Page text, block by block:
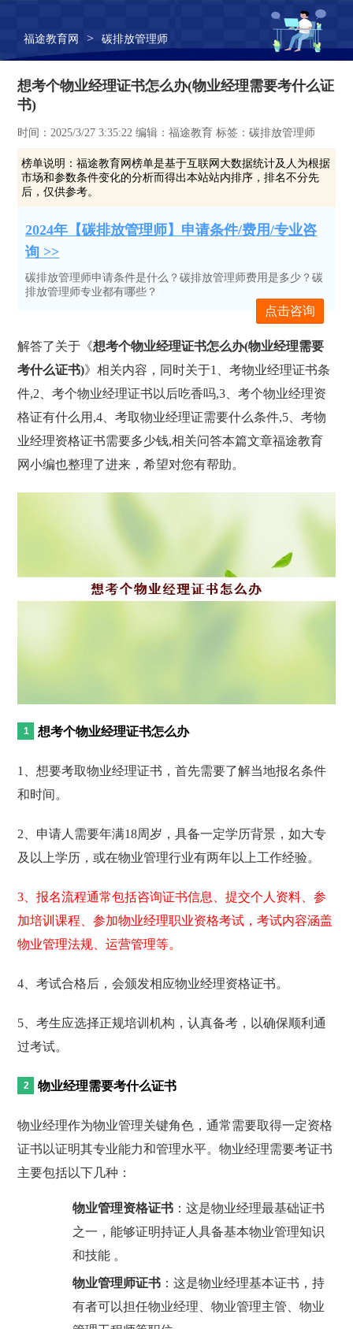
福途教育网 > 碳排放管理师
想考个物业经理证书怎么办(物业经理需要考什么证
书)
时间：2025/3/27 3:35:22 编辑：福途教育 标签：碳排放管理师
榜单说明：福途教育网榜单是基于互联网大数据统计及人为根据
市场和参数条件变化的分析而得出本站站内排序，排名不分先
后，仅供参考。
2024年【碳排放管理师】申请条件/费用/专业咨
询 >>
碳排放管理师申请条件是什么？碳排放管理师费用是多少？碳
排放管理师专业都有哪些？
点击咨询
解答了关于《想考个物业经理证书怎么办(物业经理需要
考什么证书)》相关内容，同时关于1、考物业经理证书条
件,2、考个物业经理证书以后吃香吗,3、考个物业经理资
格证有什么用,4、考取物业经理证需要什么条件,5、考物
业经理资格证书需要多少钱,相关问答本篇文章福途教育
网小编也整理了进来，希望对您有帮助。
想考个物业经理证书怎么办
1、想要考取物业经理证书，首先需要了解当地报名条件
和时间。
2、申请人需要年满18周岁，具备一定学历背景，如大专
及以上学历，或在物业管理行业有两年以上工作经验。
3、报名流程通常包括咨询证书信息、提交个人资料、参
加培训课程、参加物业经理职业资格考试，考试内容涵盖
物业管理法规、运营管理等。
4、考试合格后，会颁发相应物业经理资格证书。
5、考生应选择正规培训机构，认真备考，以确保顺利通
过考试。
物业经理需要考什么证书
物业经理作为物业管理关键角色，通常需要取得一定资格
证书以证明其专业能力和管理水平。物业经理需要考证书
主要包括以下几种：
物业管理资格证书 ：这是物业经理最基础证书
之一，能够证明持证人具备基本物业管理知识
和技能 。
物业管理师证书 ：这是物业经理基本证书，持
有者可以担任物业经理、物业管理主管、物业